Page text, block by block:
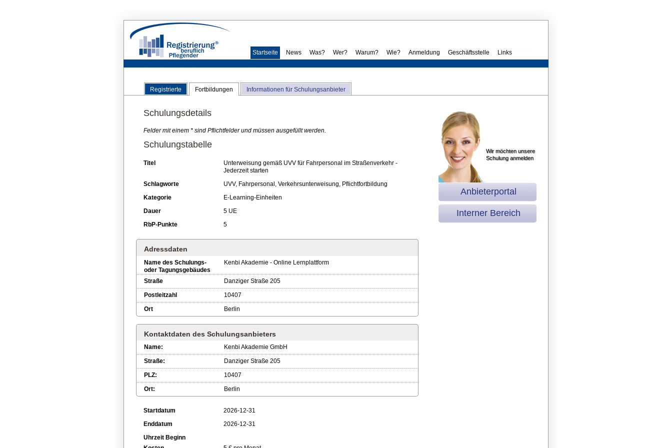
Startseite News Was? Wer? Warum? Wie? Anmeldung Geschäftsstelle Links
Registrierte Fortbildungen Informationen für Schulungsanbieter
Schulungsdetails
Felder mit einem * sind Pflichtfelder und müssen ausgefüllt werden.
Schulungstabelle
Titel
Unterweisung gemäß UVV für Fahrpersonal im Straßenverkehr -
Jederzeit starten
Schlagworte
UVV, Fahrpersonal, Verkehrsunterweisung, Pflichtfortbildung
Kategorie
E-Learning-Einheiten
Dauer
5 UE
RbP-Punkte
5
Adressdaten
Name des Schulungs-
oder Tagungsgebäudes
Kenbi Akademie - Online Lernplattform
Straße
Danziger Straße 205
Postleitzahl
10407
Ort
Berlin
Kontaktdaten des Schulungsanbieters
Name:
Kenbi Akademie GmbH
Straße:
Danziger Straße 205
PLZ:
10407
Ort:
Berlin
Startdatum
2026-12-31
Enddatum
2026-12-31
Uhrzeit Beginn
Wir möchten unsere
Schulung anmelden
Anbieterportal
Interner Bereich